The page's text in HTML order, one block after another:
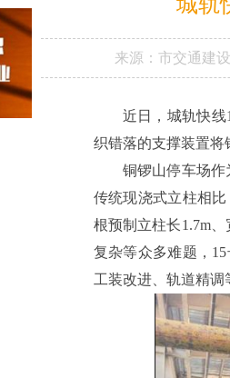
来源： 市交通建
近日，城轨快
织错落的支撑装置将
铜锣山停车场
传统现浇式立柱相
根预制立柱长1.7m
复杂等众多难题，
工装改进、轨道精